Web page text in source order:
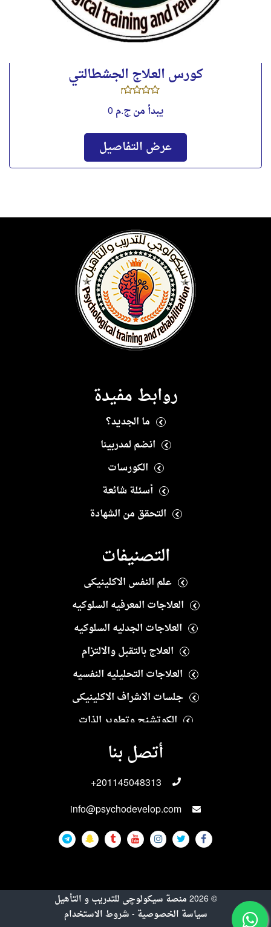
كورس التأسيسي في العلاج التحليلي
الفرويدي
ج.م 0
عرض التفاصيل
روابط مفيدة
ما الجديد؟
انضم لمدربينا
الكورسات
أسئلة شائعة
التحقق من الشهادة
التصنيفات
علم النفس الاكلينيكى
العلاجات المعرفيه السلوكيه
العلاجات الجدليه السلوكيه
العلاج بالتقبل والالتزام
العلاجات التحليليه النفسيه
جلسات الاشراف الاكلينيكى
الكوتشنج وتطوير الذات
العلاج النفسى الايجابى
العلاجات الانسانيه
العلاجات الاسريه والزوجيه
الاختبارات والمقاييس النفسيه
علاجات الادمان
التربيه الخاصه
أتصل بنا
+201145048313
info@psychodevelop.com
©
2026منصة سيكولوچى للتدريب و التأهيل
سياسة الخصوصية -شروط الاستخدام